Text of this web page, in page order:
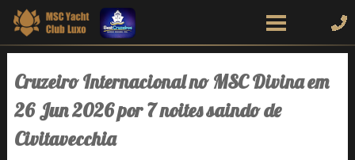
Cruzeiro Internacional no MSC Divina em
26 Jun 2026 por 7 noites saindo de
Civitavecchia